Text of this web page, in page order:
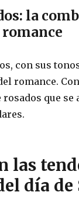
la
con sus
romance.
​​que se
las
día de